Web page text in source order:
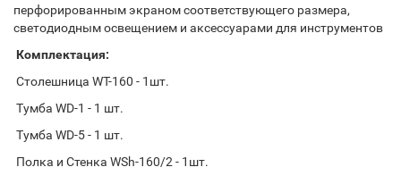
перфорированным экраном соответствующего размера,
светодиодным освещением и аксессуарами для инструментов
Комплектация:
Столешница WT-160 - 1шт.
Тумба WD-1 - 1 шт.
Тумба WD-5 - 1 шт.
Полка и Стенка WSh-160/2 - 1шт.